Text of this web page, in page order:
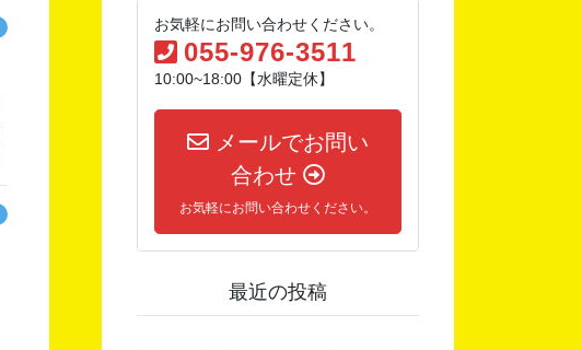
お気軽にお問い合わせください。
055-976-3511
10:00~18:00【水曜定休】
メールでお問い
合わせ
お気軽にお問い合わせください。
最近の投稿